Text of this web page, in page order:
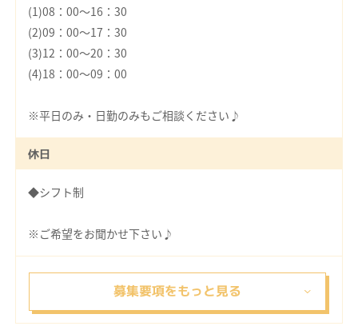
(1)08：00～16：30
(2)09：00～17：30
(3)12：00～20：30
(4)18：00～09：00
※平日のみ・日勤のみもご相談ください♪
休日
◆シフト制
※ご希望をお聞かせ下さい♪